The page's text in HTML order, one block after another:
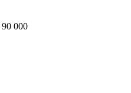
90 000